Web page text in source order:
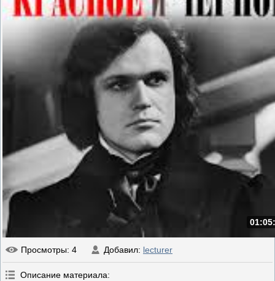
Просмотры: 4 Добавил: lecturer
Описание материала: